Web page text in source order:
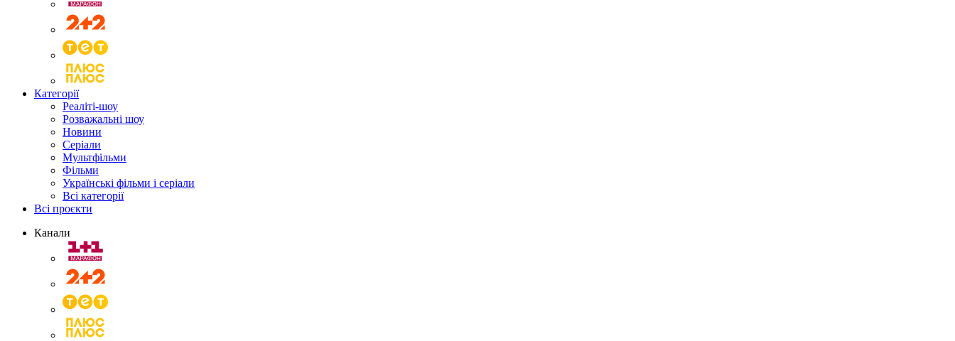
Категорії
Реаліті-шоу
Розважальні шоу
Новини
Серіали
Мультфільми
Фільми
Українські фільми і серіали
Всі категорії
Всі проєкти
Канали